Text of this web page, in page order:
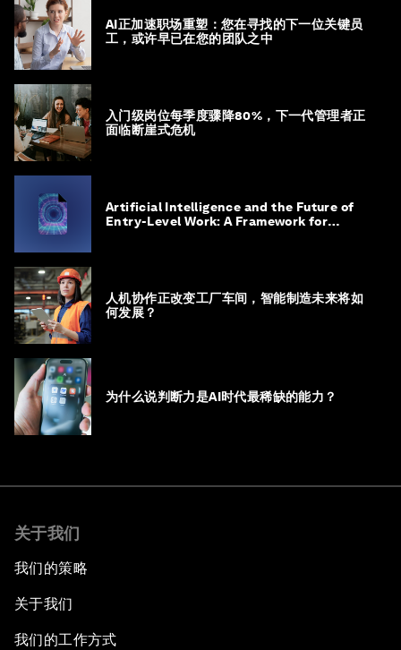
AI正加速职场重塑：您在寻找的下一位关键员
工，或许早已在您的团队之中
入门级岗位每季度骤降80%，下一代管理者正
面临断崖式危机
Artificial Intelligence and the Future of
Entry-Level Work: A Framework for
人机协作正改变工厂车间，智能制造未来将如
何发展？
为什么说判断力是AI时代最稀缺的能力？
关于我们
我们的策略
关于我们
我们的工作方式